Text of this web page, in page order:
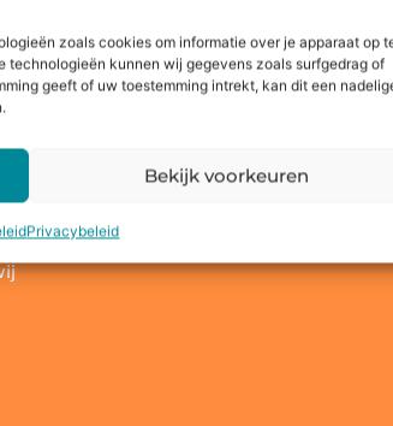
zoals cookies om informatie over je apparaat op
technologieën kunnen wij gegevens zoals surfgedrag of
geeft of uw toestemming intrekt, kan dit een
Bekijk voorkeuren
Privacybeleid